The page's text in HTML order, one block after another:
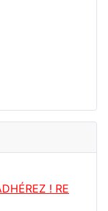
! RE